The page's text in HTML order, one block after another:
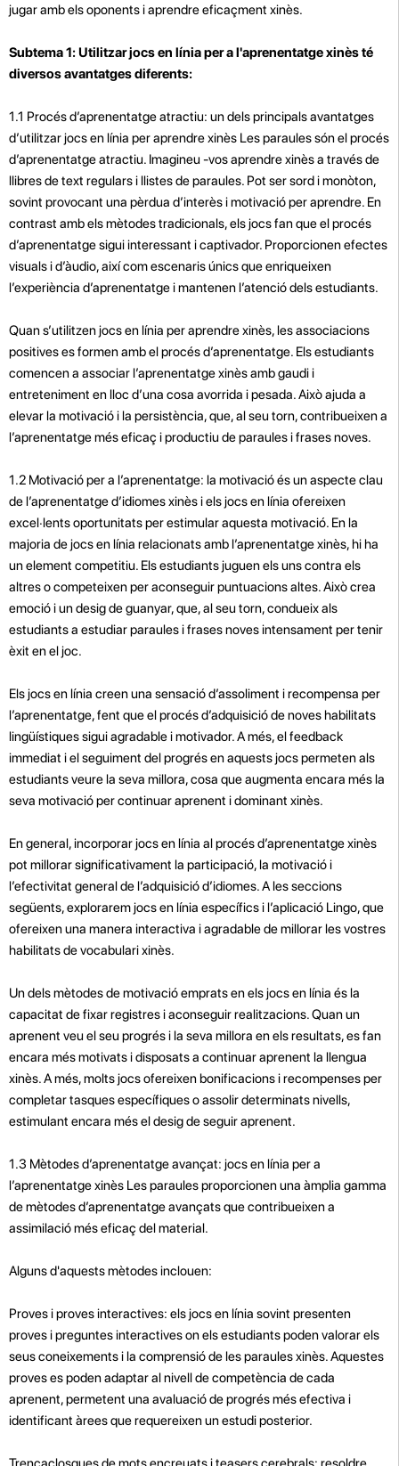
jugar amb els oponents i aprendre eficaçment xinès.
Subtema 1: Utilitzar jocs en línia per a l'aprenentatge xinès té
diversos avantatges diferents:
1.1 Procés d’aprenentatge atractiu: un dels principals avantatges
d’utilitzar jocs en línia per aprendre xinès Les paraules són el procés
d’aprenentatge atractiu. Imagineu -vos aprendre xinès a través de
llibres de text regulars i llistes de paraules. Pot ser sord i monòton,
sovint provocant una pèrdua d’interès i motivació per aprendre. En
contrast amb els mètodes tradicionals, els jocs fan que el procés
d’aprenentatge sigui interessant i captivador. Proporcionen efectes
visuals i d’àudio, així com escenaris únics que enriqueixen
l’experiència d’aprenentatge i mantenen l’atenció dels estudiants.
Quan s’utilitzen jocs en línia per aprendre xinès, les associacions
positives es formen amb el procés d’aprenentatge. Els estudiants
comencen a associar l’aprenentatge xinès amb gaudi i
entreteniment en lloc d’una cosa avorrida i pesada. Això ajuda a
elevar la motivació i la persistència, que, al seu torn, contribueixen a
l’aprenentatge més eficaç i productiu de paraules i frases noves.
1.2 Motivació per a l’aprenentatge: la motivació és un aspecte clau
de l’aprenentatge d’idiomes xinès i els jocs en línia ofereixen
excel·lents oportunitats per estimular aquesta motivació. En la
majoria de jocs en línia relacionats amb l’aprenentatge xinès, hi ha
un element competitiu. Els estudiants juguen els uns contra els
altres o competeixen per aconseguir puntuacions altes. Això crea
emoció i un desig de guanyar, que, al seu torn, condueix als
estudiants a estudiar paraules i frases noves intensament per tenir
èxit en el joc.
Els jocs en línia creen una sensació d’assoliment i recompensa per
l’aprenentatge, fent que el procés d’adquisició de noves habilitats
lingüístiques sigui agradable i motivador. A més, el feedback
immediat i el seguiment del progrés en aquests jocs permeten als
estudiants veure la seva millora, cosa que augmenta encara més la
seva motivació per continuar aprenent i dominant xinès.
En general, incorporar jocs en línia al procés d’aprenentatge xinès
pot millorar significativament la participació, la motivació i
l’efectivitat general de l’adquisició d’idiomes. A les seccions
següents, explorarem jocs en línia específics i l’aplicació Lingo, que
ofereixen una manera interactiva i agradable de millorar les vostres
habilitats de vocabulari xinès.
Un dels mètodes de motivació emprats en els jocs en línia és la
capacitat de fixar registres i aconseguir realitzacions. Quan un
aprenent veu el seu progrés i la seva millora en els resultats, es fan
encara més motivats i disposats a continuar aprenent la llengua
xinès. A més, molts jocs ofereixen bonificacions i recompenses per
completar tasques específiques o assolir determinats nivells,
estimulant encara més el desig de seguir aprenent.
1.3 Mètodes d’aprenentatge avançat: jocs en línia per a
l’aprenentatge xinès Les paraules proporcionen una àmplia gamma
de mètodes d’aprenentatge avançats que contribueixen a
assimilació més eficaç del material.
Alguns d'aquests mètodes inclouen:
Proves i proves interactives: els jocs en línia sovint presenten
proves i preguntes interactives on els estudiants poden valorar els
seus coneixements i la comprensió de les paraules xinès. Aquestes
proves es poden adaptar al nivell de competència de cada
aprenent, permetent una avaluació de progrés més efectiva i
identificant àrees que requereixen un estudi posterior.